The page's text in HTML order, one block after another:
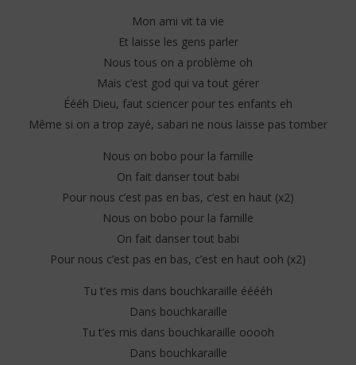
Mon ami vit ta vie
Et laisse les gens parler
Nous tous on a problème oh
Mais c’est god qui va tout gérer
Éééh Dieu, faut sciencer pour tes enfants eh
Même si on a trop zayé, sabari ne nous laisse pas tomber
Nous on bobo pour la famille
On fait danser tout babi
Pour nous c’est pas en bas, c’est en haut (x2)
Nous on bobo pour la famille
On fait danser tout babi
Pour nous c’est pas en bas, c’est en haut ooh (x2)
Tu t’es mis dans bouchkaraille ééééh
Dans bouchkaraille
Tu t’es mis dans bouchkaraille ooooh
Dans bouchkaraille